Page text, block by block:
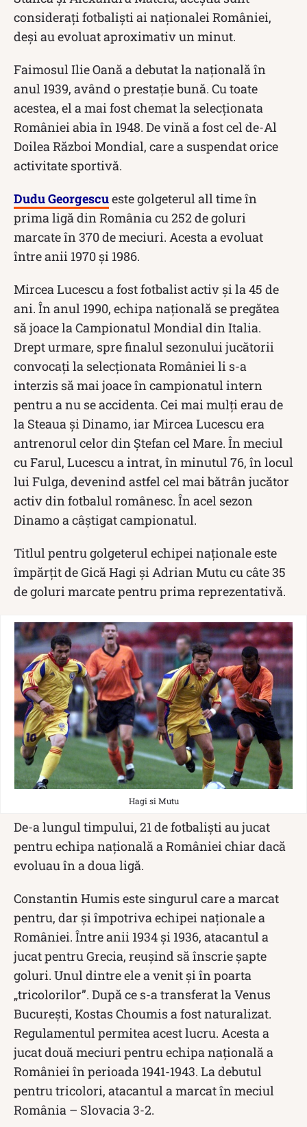
considerați fotbaliști ai naționalei României,
deși au evoluat aproximativ un minut.
Faimosul Ilie Oană a debutat la națională în
anul 1939, având o prestație bună. Cu toate
acestea, el a mai fost chemat la selecționata
României abia în 1948. De vină a fost cel de-Al
Doilea Război Mondial, care a suspendat orice
activitate sportivă.
Dudu Georgescueste golgeterul all time în
prima ligă din România cu 252 de goluri
marcate în 370 de meciuri. Acesta a evoluat
între anii 1970 și 1986.
Mircea Lucescu a fost fotbalist activ și la 45 de
ani. În anul 1990, echipa națională se pregătea
să joace la Campionatul Mondial din Italia.
Drept urmare, spre finalul sezonului jucătorii
convocați la selecționata României li s-a
interzis să mai joace în campionatul intern
pentru a nu se accidenta. Cei mai mulți erau de
la Steaua și Dinamo, iar Mircea Lucescu era
antrenorul celor din Ștefan cel Mare. În meciul
cu Farul, Lucescu a intrat, în minutul 76, în locul
lui Fulga, devenind astfel cel mai bătrân jucător
activ din fotbalul românesc. În acel sezon
Dinamo a câștigat campionatul.
Titlul pentru golgeterul echipei naționale este
împărțit de Gică Hagi și Adrian Mutu cu câte 35
de goluri marcate pentru prima reprezentativă.
Hagi si Mutu
De-a lungul timpului, 21 de fotbalişti au jucat
pentru echipa naţională a României chiar dacă
evoluau în a doua ligă.
Constantin Humis este singurul care a marcat
pentru, dar şi împotriva echipei naţionale a
României. Între anii 1934 şi 1936, atacantul a
jucat pentru Grecia, reuşind să înscrie şapte
goluri. Unul dintre ele a venit și în poarta
„tricolorilor”. După ce s-a transferat la Venus
Bucureşti, Kostas Choumis a fost naturalizat.
Regulamentul permitea acest lucru. Acesta a
jucat două meciuri pentru echipa naţională a
României în perioada 1941-1943. La debutul
pentru tricolori, atacantul a marcat în meciul
România – Slovacia 3-2.